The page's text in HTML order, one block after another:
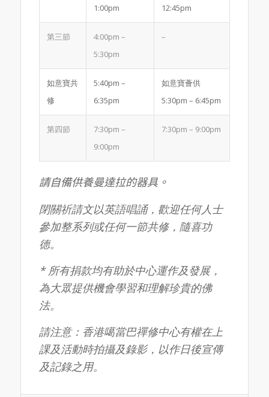
1:00pm
12:45pm
第三節
4:00pm –
5:30pm
–
如意寶共
修
5:40pm –
6:35pm
如意寶薈供
5:30pm – 6:45pm
第四節
7:30pm –
9:00pm
7:30pm – 9:00pm
請自備供養曼達拉的器具。
閉關祈請文以英語唱誦，歡迎任何人士
參加整系列或任何一節共修，隨喜功
德。
* 所有捐款均有助於中心運作及發展，
為大眾提供機會學習和理解珍貴的佛
法。
請注意：香港噶當巴禪修中心有權在上
課及活動時拍攝及錄影，以作日後宣傳
及記錄之用。